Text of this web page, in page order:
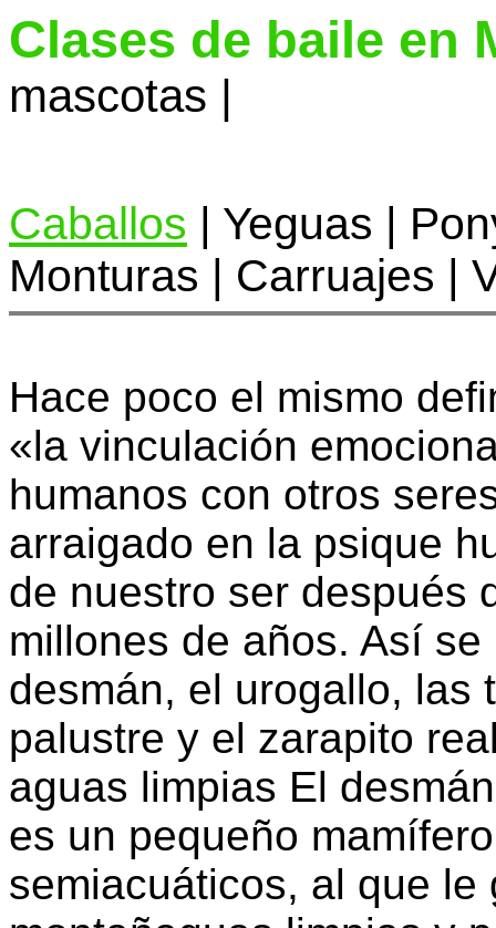
Clases de baile en
mascotas |
Caballos | Yeguas |
Monturas | Carruajes |
Hace poco el mismo
«la vinculación
humanos con otros
arraigado en la psique
de nuestro ser después
millones de años. Así
desmán, el urogallo, las
palustre y el zarapito
aguas limpias El
es un pequeño
semiacuáticos, al que